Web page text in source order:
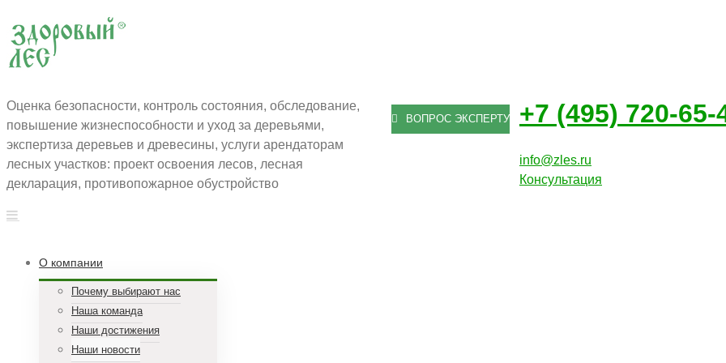
Оценка безопасности, контроль состояния, обследование,
повышение жизнеспособности и уход за деревьями,
экспертиза деревьев и древесины, услуги арендаторам
лесных участков: проект освоения лесов, лесная
декларация, противопожарное обустройство
ВОПРОС ЭКСПЕРТУ +7 (495) 720-65-
info@zles.ru
Консультация
О компании
Почему выбирают нас
Наша команда
Наши достижения
Наши новости